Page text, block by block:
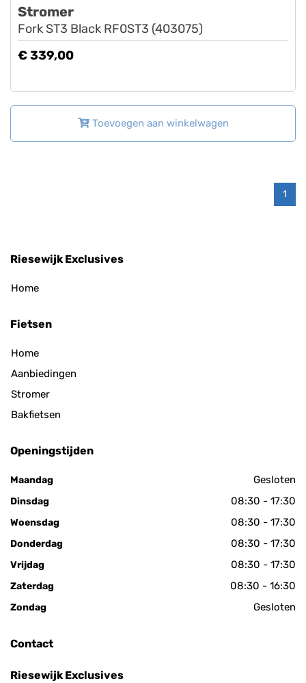
Stromer
Fork ST3 Black RF0ST3 (403075)
€ 339,00
Toevoegen aan winkelwagen
1
Riesewijk Exclusives
Home
Fietsen
Home
Aanbiedingen
Stromer
Bakfietsen
Openingstijden
Maandag Gesloten
Dinsdag 08:30 - 17:30
Woensdag 08:30 - 17:30
Donderdag 08:30 - 17:30
Vrijdag 08:30 - 17:30
Zaterdag 08:30 - 16:30
Zondag Gesloten
Contact
Riesewijk Exclusives